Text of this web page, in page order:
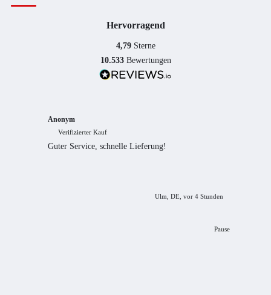
Hervorragend
4,79 Sterne
10.533 Bewertungen
Anonym
Verifizierter Kauf
Guter Service, schnelle Lieferung!
Ulm, DE, vor 4 Stunden
Pause